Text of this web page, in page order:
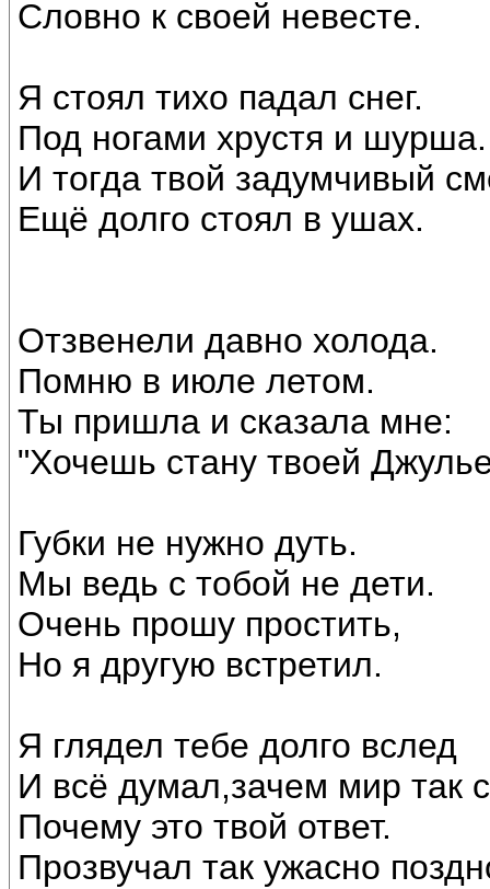
Словно к своей невесте.
Я стоял тихо падал снег.
Под ногами хрустя и шурша.
И тогда твой задумчивый
Ещё долго стоял в ушах.
Отзвенели давно холода.
Помню в июле летом.
Ты пришла и сказала мне:
"Хочешь стану твоей
Губки не нужно дуть.
Мы ведь с тобой не дети.
Очень прошу простить,
Но я другую встретил.
Я глядел тебе долго вслед
И всё думал,зачем мир так
Почему это твой ответ.
Прозвучал так ужасно